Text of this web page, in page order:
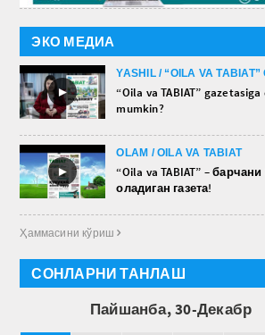
ЭКО МЕДИА
►
YASHIL / “OILA VA TABIAT”
“Oila va TABIAT”
mumkin?
►
OLAM / OILA VA TABIAT
“Oila va TABIAT” –
оладиган газета!
Ҳаммасини кўриш 
СОНЛАРНИ ТАНЛАШ
Пайшанба, 30-Декабр